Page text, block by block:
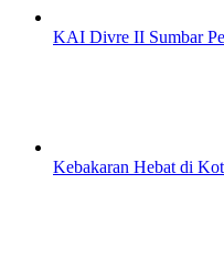
KAI Divre II Sumbar
Kebakaran Hebat di